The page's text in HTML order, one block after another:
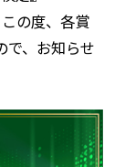
の度、各賞
で、お知らせ